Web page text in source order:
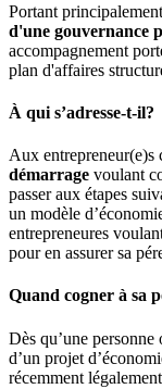
Portant
d'une gouvernance
accompagnement
plan d'affaires
À qui s’adresse-t-il?
Aux entrepreneur(e)s
démarrage voulant
passer aux étapes
un modèle
entrepreneures
pour en assurer sa
Quand cogner à sa
Dès qu’une
d’un projet
récemment